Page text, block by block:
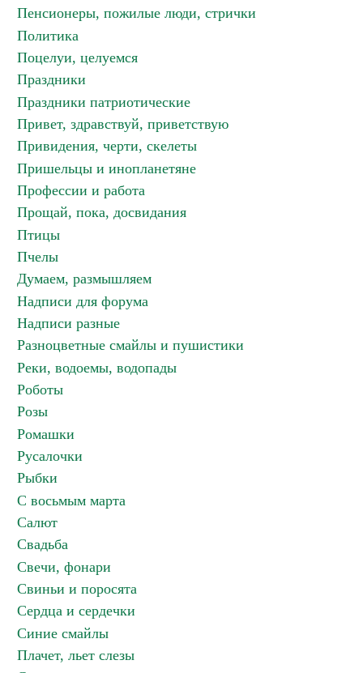
Пенсионеры, пожилые люди, стрички
Политика
Поцелуи, целуемся
Праздники
Праздники патриотические
Привет, здравствуй, приветствую
Привидения, черти, скелеты
Пришельцы и инопланетяне
Профессии и работа
Прощай, пока, досвидания
Птицы
Пчелы
Думаем, размышляем
Надписи для форума
Надписи разные
Разноцветные смайлы и пушистики
Реки, водоемы, водопады
Роботы
Розы
Ромашки
Русалочки
Рыбки
С восьмым марта
Салют
Свадьба
Свечи, фонари
Свиньи и поросята
Сердца и сердечки
Синие смайлы
Плачет, льет слезы